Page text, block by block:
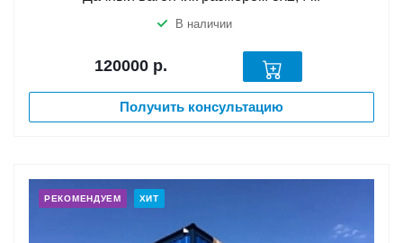
В наличии
120000 р.
Получить консультацию
РЕКОМЕНДУЕМ ХИТ